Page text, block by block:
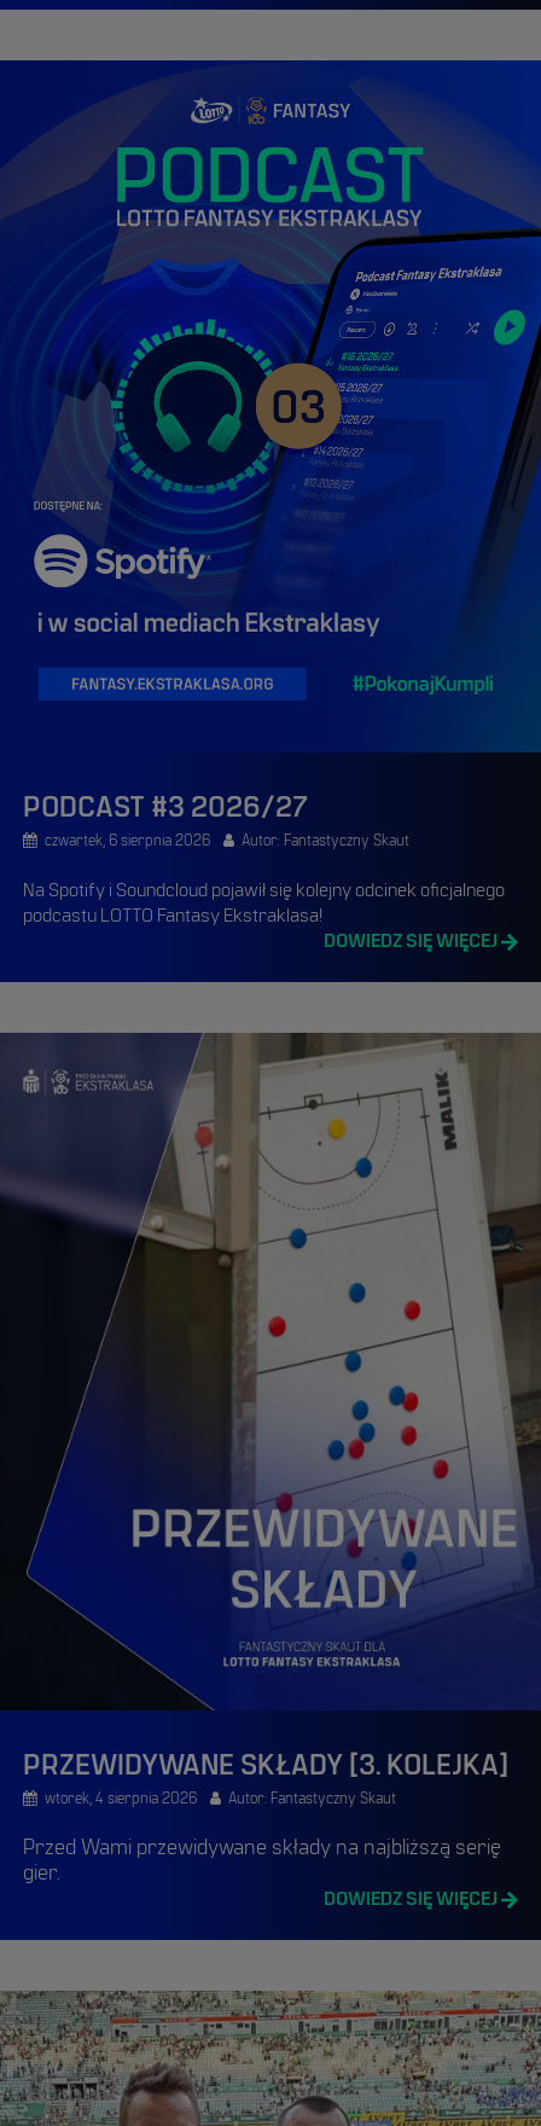
PODCAST #3 2026/27
czwartek, 6 sierpnia 2026 Autor: Fantastyczny Skaut
Na Spotify i Soundcloud pojawił się kolejny odcinek oficjalnego
podcastu LOTTO Fantasy Ekstraklasa!
DOWIEDZ SIĘ WIĘCEJ
PRZEWIDYWANE SKŁADY [3. KOLEJKA]
wtorek, 4 sierpnia 2026 Autor: Fantastyczny Skaut
Przed Wami przewidywane składy na najbliższą serię
gier.
DOWIEDZ SIĘ WIĘCEJ